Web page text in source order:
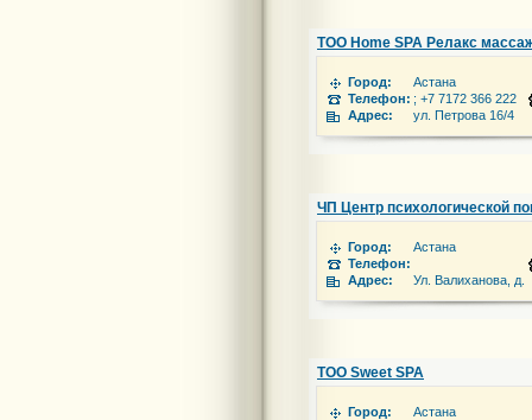
ТОО Home SPA Релакс
Город:
Астана
Телефон: ; +7 7172 366 222
Адрес:
ул. Петрова 16/4
ЧП Центр психологической
Город:
Астана
Телефон:
Адрес:
Ул. Валиханова, д.
ТОО Sweet SPA
Город:
Астана